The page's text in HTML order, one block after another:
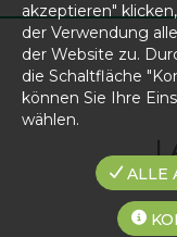
dimensions
spirituelles de
accompagnons
se soigner,
akzeptieren"
der Verwendung
der Website zu.
die Schaltfläche
können Sie Ihre
wählen.
ALLE